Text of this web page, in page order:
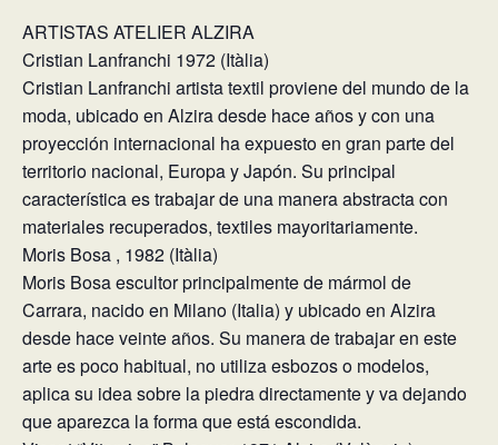
ARTISTAS ATELIER ALZIRA
Cristian Lanfranchi 1972 (Itàlia)
Cristian Lanfranchi artista textil proviene del mundo de la
moda, ubicado en Alzira desde hace años y con una
proyección internacional ha expuesto en gran parte del
territorio nacional, Europa y Japón. Su principal
característica es trabajar de una manera abstracta con
materiales recuperados, textiles mayoritariamente.
Moris Bosa , 1982 (Itàlia)
Moris Bosa escultor principalmente de mármol de
Carrara, nacido en Milano (Italia) y ubicado en Alzira
desde hace veinte años. Su manera de trabajar en este
arte es poco habitual, no utiliza esbozos o modelos,
aplica su idea sobre la piedra directamente y va dejando
que aparezca la forma que está escondida.